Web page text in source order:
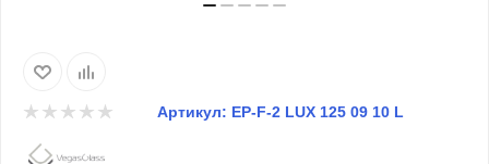
Артикул: EP-F-2 LUX 125 09 10 L